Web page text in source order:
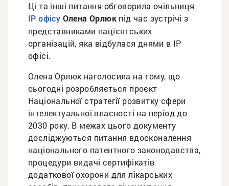
Ці та інші питання обговорила очільниця
ІР офісу Олена Орлюк під час зустрічі з
представниками пацієнтських
організацій, яка відбулася днями в ІР
офісі.
Олена Орлюк наголосила на тому, що
сьогодні розробляється проєкт
Національної стратегії розвитку сфери
інтелектуальної власності на період до
2030 року. В межах цього документу
досліджуються питання вдосконалення
національного патентного законодавства,
процедури видачі сертифікатів
додаткової охорони для лікарських